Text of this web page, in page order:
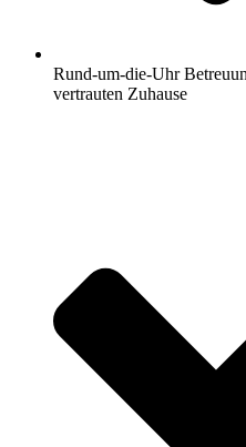
Rund-um-die-Uhr
vertrauten Zuhause